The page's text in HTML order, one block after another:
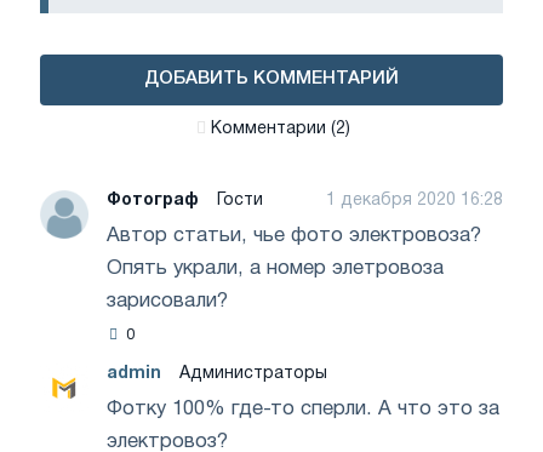
ДОБАВИТЬ КОММЕНТАРИЙ
Комментарии (2)
Фотограф Гости 1 декабря 2020 16:28
Автор статьи, чье фото электровоза?
Опять украли, а номер элетровоза
зарисовали?
0
admin
Администраторы
Фотку 100% где-то сперли. А что это за
электровоз?